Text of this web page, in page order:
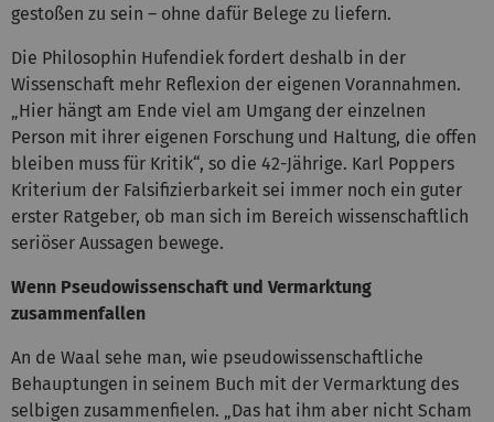
gestoßen zu sein – ohne dafür Belege zu liefern.
Die Philosophin Hufendiek fordert deshalb in der
Wissenschaft mehr Reflexion der eigenen Vorannahmen.
„Hier hängt am Ende viel am Umgang der einzelnen
Person mit ihrer eigenen Forschung und Haltung, die offen
bleiben muss für Kritik“, so die 42-Jährige. Karl Poppers
Kriterium der Falsifizierbarkeit sei immer noch ein guter
erster Ratgeber, ob man sich im Bereich wissenschaftlich
seriöser Aussagen bewege.
Wenn Pseudowissenschaft und Vermarktung
zusammenfallen
An de Waal sehe man, wie pseudowissenschaftliche
Behauptungen in seinem Buch mit der Vermarktung des
selbigen zusammenfielen. „Das hat ihm aber nicht Scham